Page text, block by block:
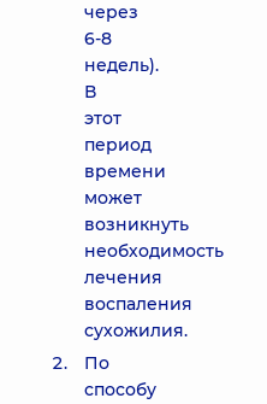
через
6-8
недель).
В
этот
период
времени
может
возникнуть
необходимость
лечения
воспаления
сухожилия.
По
способу